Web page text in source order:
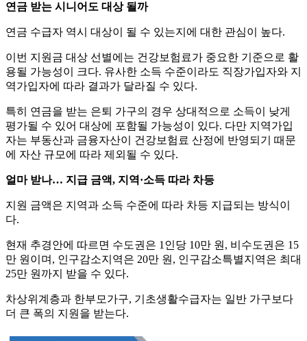
연금 받는 시니어도 대상 될까
연금 수급자 역시 대상이 될 수 있는지에 대한 관심이 높다.
이번 지원금 대상 선별에는 건강보험료가 중요한 기준으로 활
용될 가능성이 크다. 유사한 소득 수준이라도 직장가입자와 지
역가입자에 따라 결과가 달라질 수 있다.
특히 연금을 받는 은퇴 가구의 경우 상대적으로 소득이 낮게
평가될 수 있어 대상에 포함될 가능성이 있다. 다만 지역가입
자는 부동산과 금융자산이 건강보험료 산정에 반영되기 때문
에 자산 규모에 따라 제외될 수 있다.
얼마 받나… 지급 금액, 지역·소득 따라 차등
지원 금액은 지역과 소득 수준에 따라 차등 지급되는 방식이
다.
현재 추경안에 따르면 수도권은 1인당 10만 원, 비수도권은 15
만 원이며, 인구감소지역은 20만 원, 인구감소특별지역은 최대
25만 원까지 받을 수 있다.
차상위계층과 한부모가구, 기초생활수급자는 일반 가구보다
더 큰 폭의 지원을 받는다.